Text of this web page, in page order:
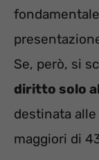
Se, però, si
diritto solo
destinata
maggiori di